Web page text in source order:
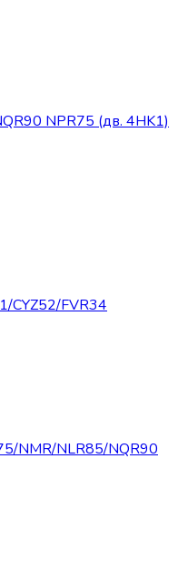
NPR75 (дв. 4HK1)
CYZ52/FVR34
NMR/NLR85/NQR90